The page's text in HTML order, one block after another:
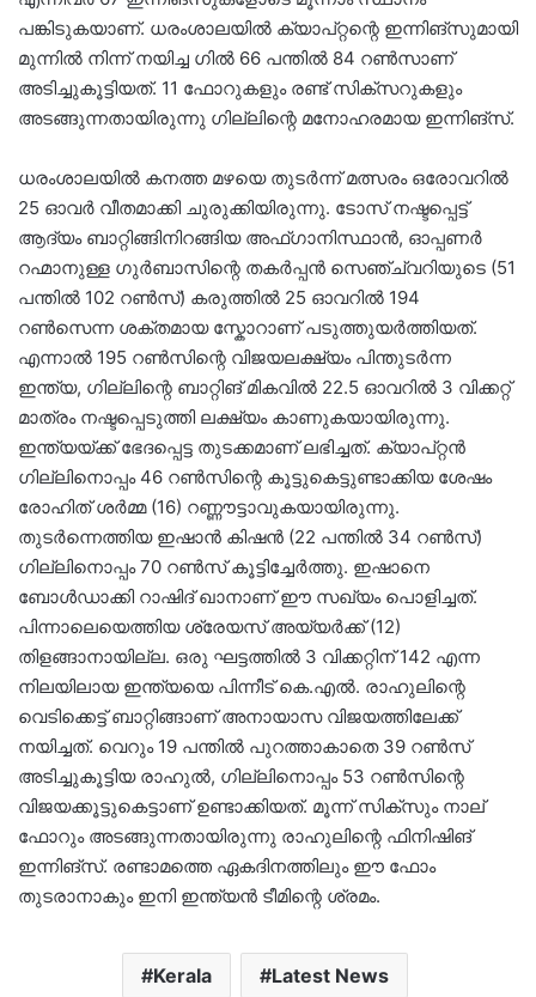
പങ്കിടുകയാണ്. ധരംശാലയിൽ ക്യാപ്റ്റന്റെ ഇന്നിങ്സുമായി
മുന്നിൽ നിന്ന് നയിച്ച ഗിൽ 66 പന്തിൽ 84 റൺസാണ്
അടിച്ചുകൂട്ടിയത്. 11 ഫോറുകളും രണ്ട് സിക്സറുകളും
അടങ്ങുന്നതായിരുന്നു ഗില്ലിന്റെ മനോഹരമായ ഇന്നിങ്സ്.
ധരംശാലയിൽ കനത്ത മഴയെ തുടർന്ന് മത്സരം ഒരോവറിൽ
25 ഓവർ വീതമാക്കി ചുരുക്കിയിരുന്നു. ടോസ് നഷ്ടപ്പെട്ട്
ആദ്യം ബാറ്റിങ്ങിനിറങ്ങിയ അഫ്ഗാനിസ്ഥാൻ, ഓപ്പണർ
റഹ്മാനുള്ള ഗുർബാസിന്റെ തകർപ്പൻ സെഞ്ച്വറിയുടെ (51
പന്തിൽ 102 റൺസ്) കരുത്തിൽ 25 ഓവറിൽ 194
റൺസെന്ന ശക്തമായ സ്കോറാണ് പടുത്തുയർത്തിയത്.
എന്നാൽ 195 റൺസിന്റെ വിജയലക്ഷ്യം പിന്തുടർന്ന
ഇന്ത്യ, ഗില്ലിന്റെ ബാറ്റിങ് മികവിൽ 22.5 ഓവറിൽ 3 വിക്കറ്റ്
മാത്രം നഷ്ടപ്പെടുത്തി ലക്ഷ്യം കാണുകയായിരുന്നു.
ഇന്ത്യയ്ക്ക് ഭേദപ്പെട്ട തുടക്കമാണ് ലഭിച്ചത്. ക്യാപ്റ്റൻ
ഗില്ലിനൊപ്പം 46 റൺസിന്റെ കൂട്ടുകെട്ടുണ്ടാക്കിയ ശേഷം
രോഹിത് ശർമ്മ (16) റണ്ണൗട്ടാവുകയായിരുന്നു.
തുടർന്നെത്തിയ ഇഷാൻ കിഷൻ (22 പന്തിൽ 34 റൺസ്)
ഗില്ലിനൊപ്പം 70 റൺസ് കൂട്ടിച്ചേർത്തു. ഇഷാനെ
ബോൾഡാക്കി റാഷിദ് ഖാനാണ് ഈ സഖ്യം പൊളിച്ചത്.
പിന്നാലെയെത്തിയ ശ്രേയസ് അയ്യർക്ക് (12)
തിളങ്ങാനായില്ല. ഒരു ഘട്ടത്തിൽ 3 വിക്കറ്റിന് 142 എന്ന
നിലയിലായ ഇന്ത്യയെ പിന്നീട് കെ.എൽ. രാഹുലിന്റെ
വെടിക്കെട്ട് ബാറ്റിങ്ങാണ് അനായാസ വിജയത്തിലേക്ക്
നയിച്ചത്. വെറും 19 പന്തിൽ പുറത്താകാതെ 39 റൺസ്
അടിച്ചുകൂട്ടിയ രാഹുൽ, ഗില്ലിനൊപ്പം 53 റൺസിന്റെ
വിജയക്കൂട്ടുകെട്ടാണ് ഉണ്ടാക്കിയത്. മൂന്ന് സിക്സും നാല്
ഫോറും അടങ്ങുന്നതായിരുന്നു രാഹുലിന്റെ ഫിനിഷിങ്
ഇന്നിങ്സ്. രണ്ടാമത്തെ ഏകദിനത്തിലും ഈ ഫോം
തുടരാനാകും ഇനി ഇന്ത്യൻ ടീമിന്റെ ശ്രമം.
Kerala Latest News